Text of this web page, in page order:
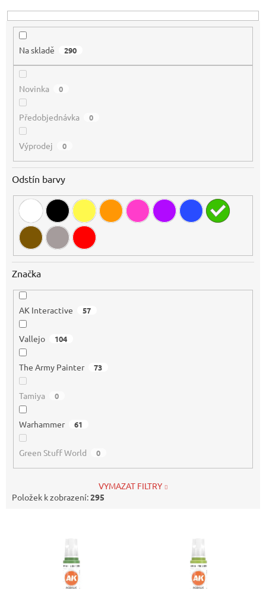
u
Na skladě 290
Novinka 0
Předobjednávka 0
Výprodej 0
Odstín barvy
Značka
AK Interactive 57
Vallejo 104
The Army Painter 73
Tamiya 0
Warhammer 61
Green Stuff World 0
VYMAZAT FILTRY
Položek k zobrazení:295